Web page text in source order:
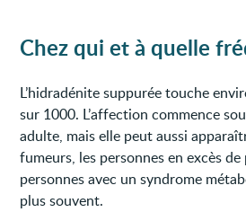
Chez qui et à quelle
L’hidradénite suppurée touche
sur 1000. L’affection commence
adulte, mais elle peut aussi
fumeurs, les personnes en excès
personnes avec un syndrome
plus souvent.